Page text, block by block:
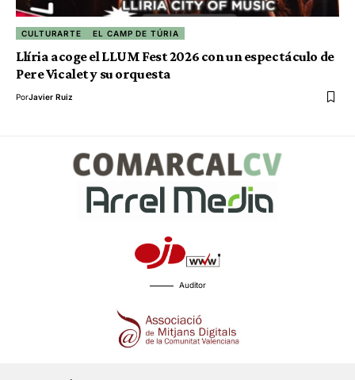
CULTURARTE EL CAMP DE TÚRIA
Llíria acoge el LLUM Fest 2026 con un espectáculo de
Pere Vicalet y su orquesta
PorJavier Ruiz
Auditor